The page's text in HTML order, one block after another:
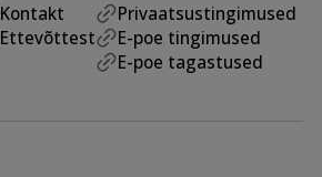
Kontakt
Ettevõttest
Privaatsustingimused
E-poe tingimused
E-poe tagastused